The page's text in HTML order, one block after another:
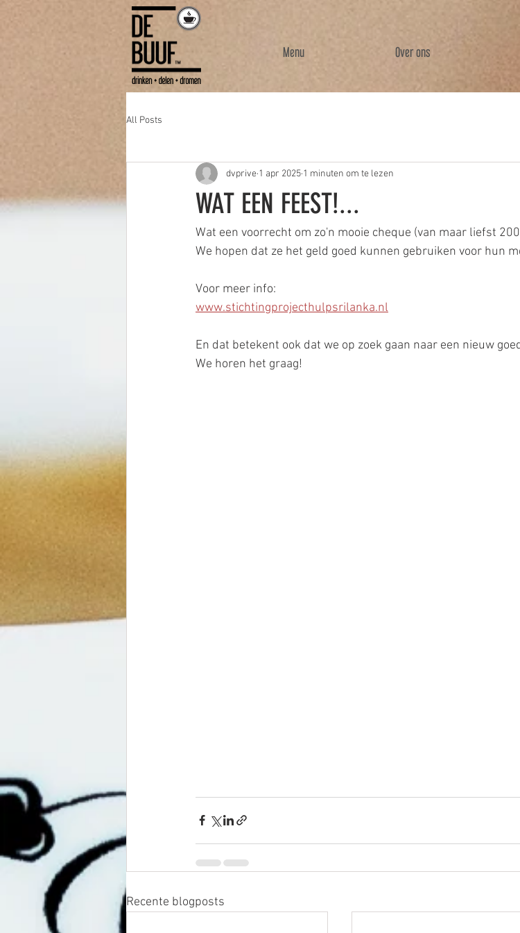
Menu Over ons
All Posts
WAT EEN FEEST!...
dvprive 1 apr 2025 1 minuten om te lezen
Wat een voorrecht om zo'n mooie cheque (van maar liefst
We hopen dat ze het geld goed kunnen gebruiken voor hun
Voor meer info:
www.stichtingprojecthulpsrilanka.nl
En dat betekent ook dat we op zoek gaan naar een nieuw
We horen het graag!
Recente blogposts